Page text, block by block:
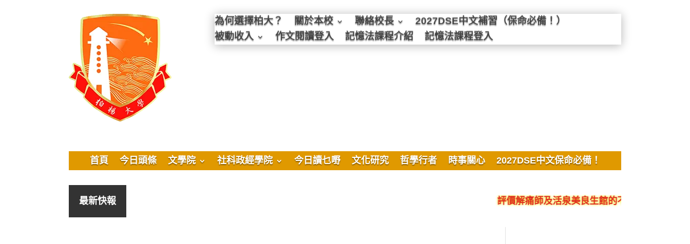
為何選擇柏大？ 關於本校 聯絡校長
2027DSE中文補習（保命必備！）
被動收入
作文閱讀登入 記憶法課程介紹 記憶法課程登入
首頁 今日頭條 文學院 社科政經學院 今日讀乜嘢 文化研究 哲學行者 時事關心 2027DSE中文保命必備！
最新快報 評價解痛師及活泉美良生館的不良銷售、呃人、騙局